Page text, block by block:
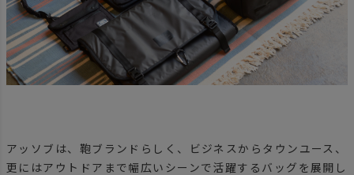
アッソブは、鞄ブランドらしく、ビジネスからタウンユース、
更にはアウトドアまで幅広いシーンで活躍するバッグを展開し